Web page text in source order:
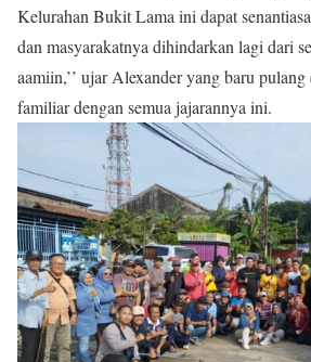
Kelurahan Bukit Lama ini dapat
dan masyarakatnya dihindarkan lagi dari
aamiin,’’ ujar Alexander yang baru
familiar dengan semua jajarannya ini.